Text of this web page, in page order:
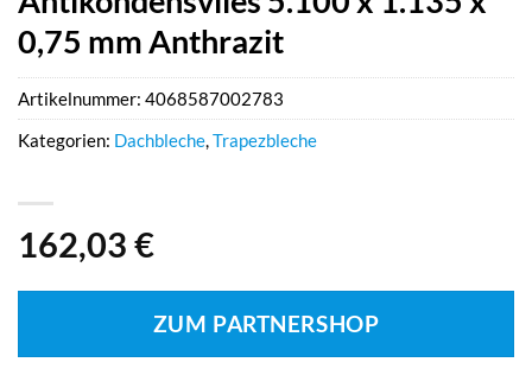
0,75 mm Anthrazit
162,03 €
ZUM PARTNERSHOP
Artikelnummer: 4068587002783
Kategorien: Dachbleche,Trapezbleche